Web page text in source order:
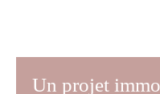
Un projet